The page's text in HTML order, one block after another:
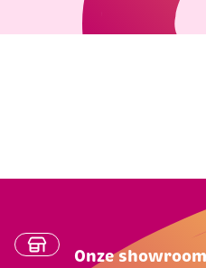
Onze showroom